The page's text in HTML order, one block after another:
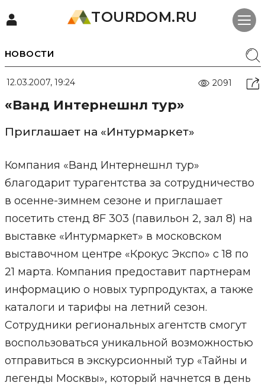
TOURDOM.RU
НОВОСТИ
12.03.2007, 19:24 2091
«Ванд Интернешнл тур»
Приглашает на «Интурмаркет»
Компания «Ванд Интернешнл тур»
благодарит турагентства за сотрудничество
в осенне-зимнем сезоне и приглашает
посетить стенд 8F 303 (павильон 2, зал 8) на
выставке «Интурмаркет» в московском
выставочном центре «Крокус Экспо» с 18 по
21 марта. Компания предоставит партнерам
информацию о новых турпродуктах, а также
каталоги и тарифы на летний сезон.
Сотрудники региональных агентств смогут
воспользоваться уникальной возможностью
отправиться в экскурсионный тур «Тайны и
легенды Москвы», который начнется в день